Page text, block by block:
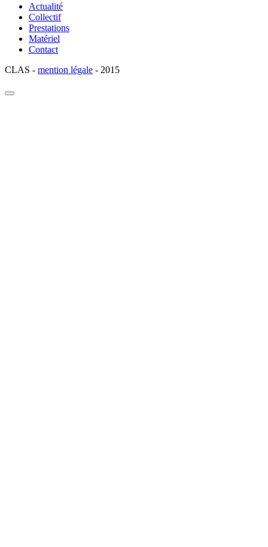
Actualité
Collectif
Prestations
Matériel
Contact
CLAS - mention légale - 2015